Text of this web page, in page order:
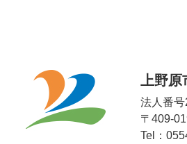
上野原
法人番
〒409-
Tel：